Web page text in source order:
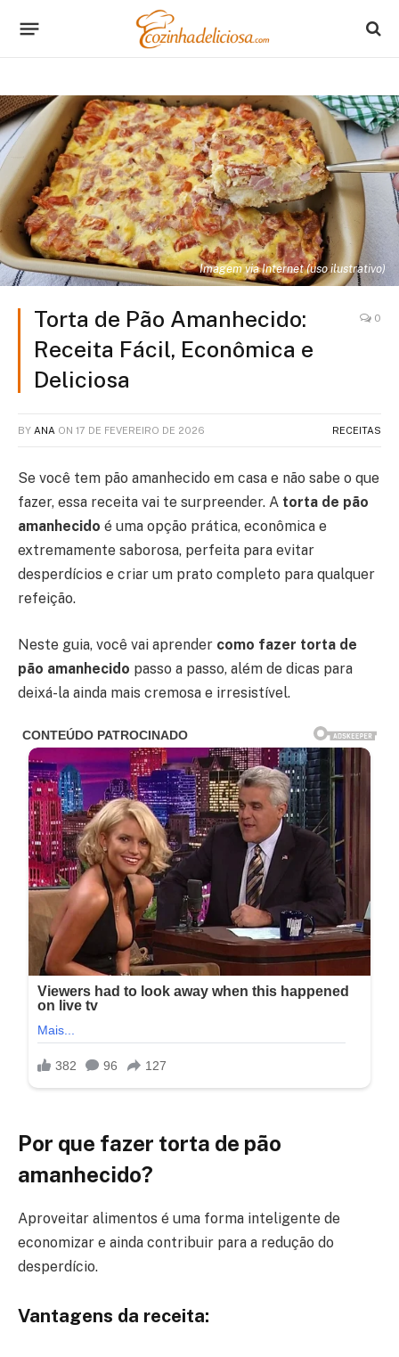
Imagem via Internet (uso ilustrativo)
Torta de Pão Amanhecido:
Receita Fácil, Econômica e
Deliciosa
0
BY ANA ON 17 DE FEVEREIRO DE 2026 RECEITAS
Se você tem pão amanhecido em casa e não sabe o que
fazer, essa receita vai te surpreender. A torta de pão
amanhecido é uma opção prática, econômica e
extremamente saborosa, perfeita para evitar
desperdícios e criar um prato completo para qualquer
refeição.
Neste guia, você vai aprender como fazer torta de
pão amanhecido passo a passo, além de dicas para
deixá-la ainda mais cremosa e irresistível.
Por que fazer torta de pão
amanhecido?
Aproveitar alimentos é uma forma inteligente de
economizar e ainda contribuir para a redução do
desperdício.
Vantagens da receita: